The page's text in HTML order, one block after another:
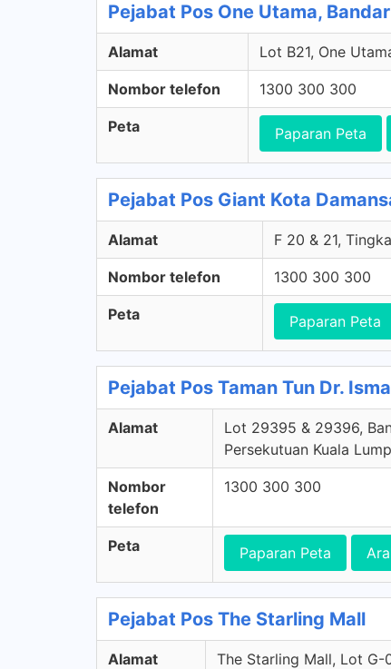
Pejabat Pos One Utama,
Alamat Lot B21, One
Nombor telefon 1300 300 300
Peta Paparan Peta
Pejabat Pos Giant Kota
Alamat F 20 & 21,
Nombor telefon 1300 300 300
Peta Paparan Peta
Pejabat Pos Taman Tun Dr.
Alamat
Lot 29395 & 29396,
Persekutuan Kuala
Nombor
telefon
1300 300 300
Peta Paparan Peta
Pejabat Pos The Starling Mall
Alamat
The Starling Mall, Lot G-